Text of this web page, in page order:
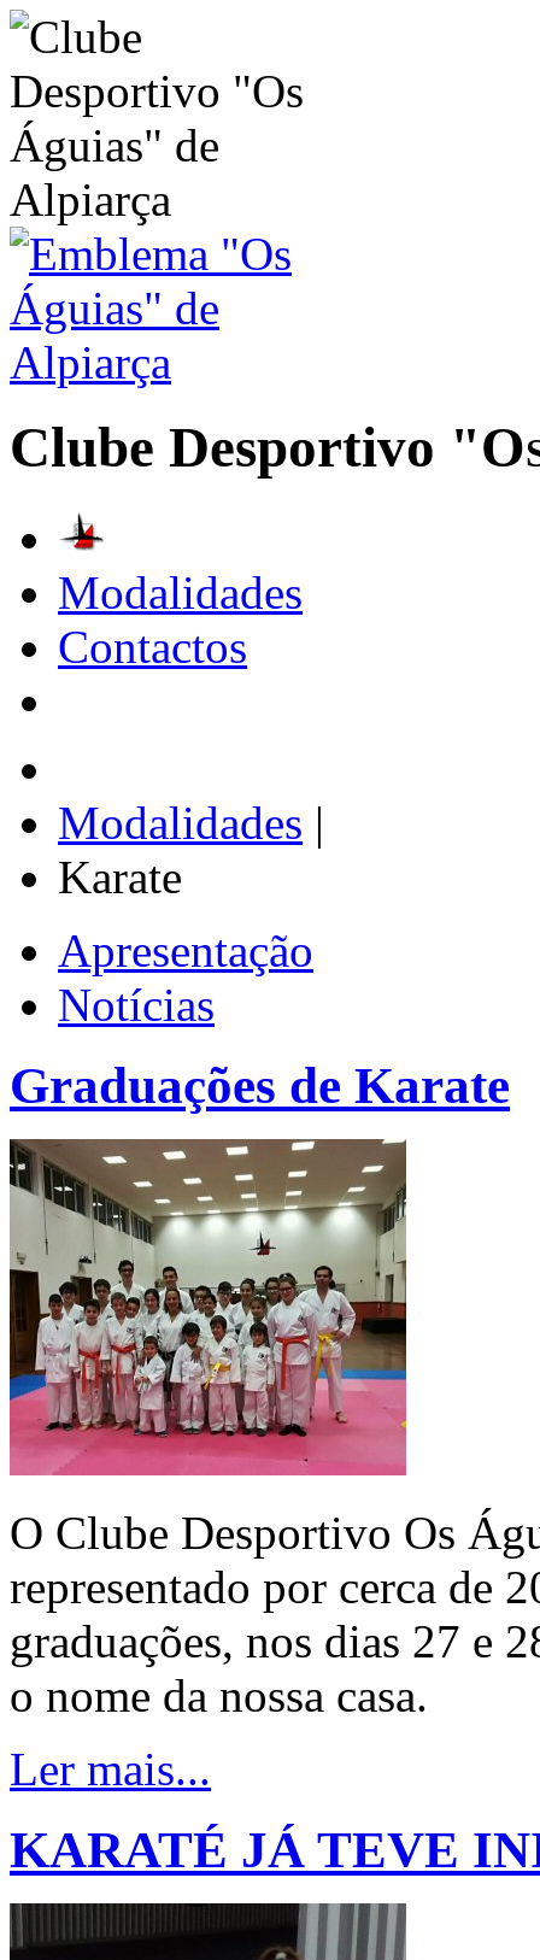
Clube Desportivo
Modalidades
Contactos
Modalidades |
Karate
Apresentação
Notícias
Graduações de Karate
O Clube Desportivo Os
representado por cerca de
graduações, nos dias 27 e
o nome da nossa casa.
Ler mais...
KARATÉ JÁ TEVE